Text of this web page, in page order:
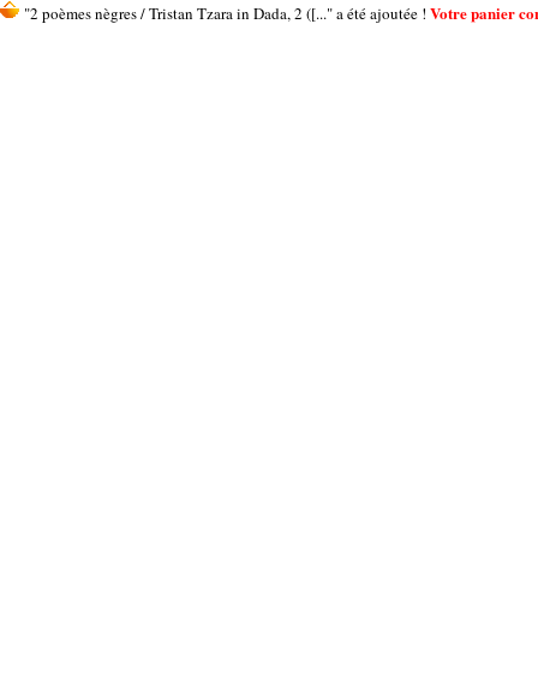
"2 poèmes nègres / Tristan Tzara in Dada, 2 ([..." a été ajoutée ! Votre panier